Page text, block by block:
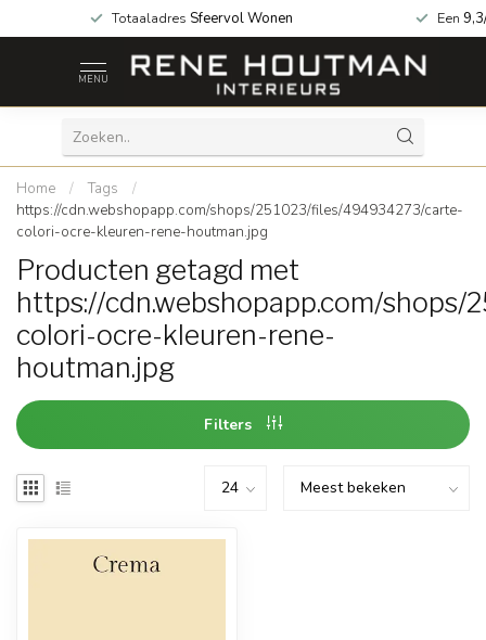
Totaaladres Sfeervol Wonen Een
MENU
Home / Tags
/
https://cdn.webshopapp.com/shops/251023/files/494934273/carte-
colori-ocre-kleuren-rene-houtman.jpg
Producten getagd met
https://cdn.webshopapp.com/
colori-ocre-kleuren-rene-
houtman.jpg
Filters